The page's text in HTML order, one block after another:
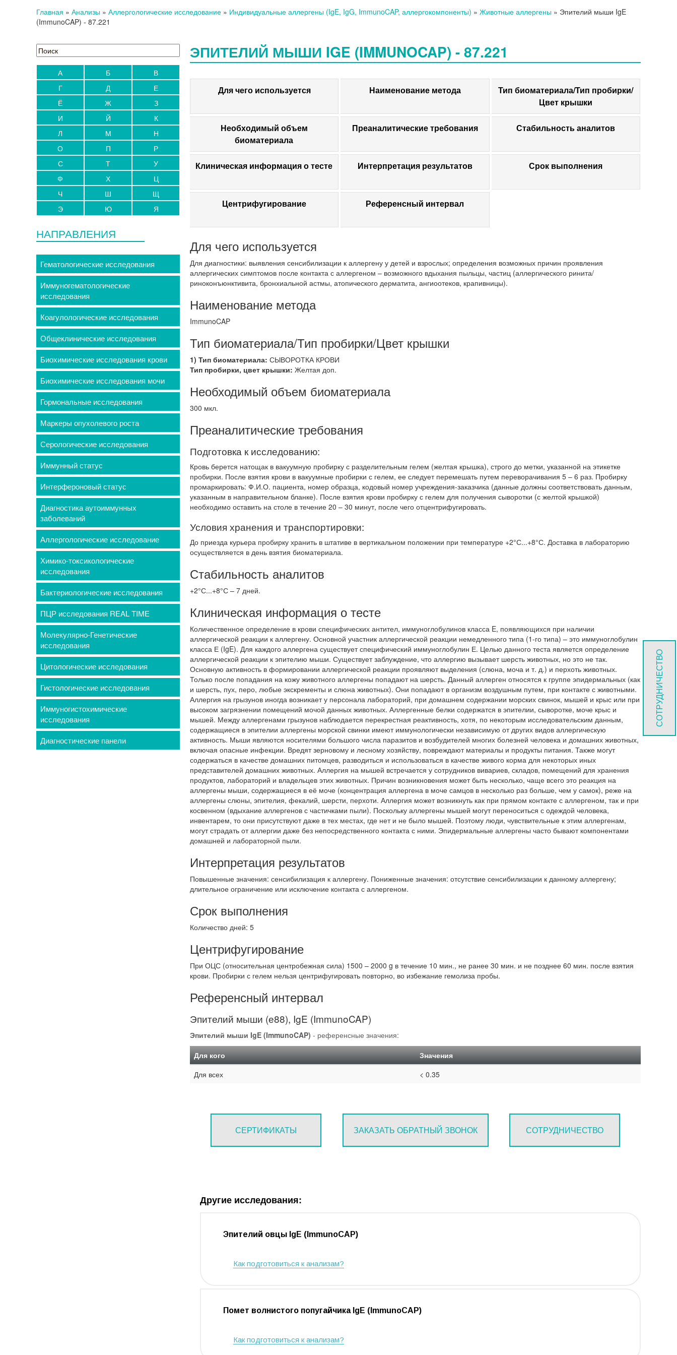
Главная » Анализы » Аллергологические исследование » Индивидуальные аллергены (IgE, IgG, ImmunoCAP, аллергокомпоненты) » Животные аллергены » Эпителий мыши IgE
(ImmunoCAP) - 87.221
А Б
В
Г
Д
Е
Ё
Ж
З
И
Й
К
Л
М
Н
О
П
Р
С
Т
У
Ф
Х
Ц
Ч
Ш
Щ
Э
Ю Я
НАПРАВЛЕНИЯ
Гематологические исследования
Иммуногематологические
исследования
Коагулологические исследования
Общеклинические исследования
Биохимические исследования крови
Биохимические исследования мочи
Гормональные исследования
Маркеры опухолевого роста
Серологические исследования
Иммунный статус
Интерфероновый статус
Диагностика аутоиммунных
заболеваний
Аллергологические исследование
Химико-токсикологические
исследования
Бактериологические исследования
ПЦР исследования REAL TIME
Молекулярно-Генетические
исследования
Цитологические исследования
Гистологические исследования
Иммуногистохимические
исследования
Диагностические панели
ЭПИТЕЛИЙ МЫШИ IGE (IMMUNOCAP) - 87.221
Для чего используется Наименование метода
Тип биоматериала/Тип пробирки/
Цвет крышки
Необходимый объем
биоматериала
Преаналитические требования Стабильность аналитов
Клиническая информация о тесте Интерпретация результатов Срок выполнения
Центрифугирование Референсный интервал
Для чего используется
Для диагностики: выявления сенсибилизации к аллергену у детей и взрослых; определения возможных причин проявления
аллергических симптомов после контакта с аллергеном – возможного вдыхания пыльцы, частиц (аллергического ринита/
риноконъюнктивита, бронхиальной астмы, атопического дерматита, ангиоотеков, крапивницы).
Наименование метода
ImmunoCAP
Тип биоматериала/Тип пробирки/Цвет крышки
1) Тип биоматериала: СЫВОРОТКА КРОВИ
Тип пробирки, цвет крышки: Желтая доп.
Необходимый объем биоматериала
300 мкл.
Преаналитические требования
Подготовка к исследованию:
Кровь берется натощак в вакуумную пробирку с разделительным гелем (желтая крышка), строго до метки, указанной на этикетке
пробирки. После взятия крови в вакуумные пробирки с гелем, ее следует перемешать путем переворачивания 5 – 6 раз. Пробирку
промаркировать: Ф.И.О. пациента, номер образца, кодовый номер учреждения-заказчика (данные должны соответствовать данным,
указанным в направительном бланке). После взятия крови пробирку с гелем для получения сыворотки (с желтой крышкой)
необходимо оставить на столе в течение 20 – 30 минут, после чего отцентрифугировать.
Условия хранения и транспортировки:
До приезда курьера пробирку хранить в штативе в вертикальном положении при температуре +2°С...+8°С. Доставка в лабораторию
осуществляется в день взятия биоматериала.
Стабильность аналитов
+2°С...+8°С – 7 дней.
Клиническая информация о тесте
Количественное определение в крови специфических антител, иммуноглобулинов класса E, появляющихся при наличии
аллергической реакции к аллергену. Основной участник аллергической реакции немедленного типа (1-го типа) – это иммуноглобулин
класса Е (IgE). Для каждого аллергена существует специфический иммуноглобулин Е. Целью данного теста является определение
аллергической реакции к эпителию мыши. Существует заблуждение, что аллергию вызывает шерсть животных, но это не так.
Основную активность в формировании аллергической реакции проявляют выделения (слюна, моча и т. д.) и перхоть животных.
Только после попадания на кожу животного аллергены попадают на шерсть. Данный аллерген относятся к группе эпидермальных (как
и шерсть, пух, перо, любые экскременты и слюна животных). Они попадают в организм воздушным путем, при контакте с животными.
Аллергия на грызунов иногда возникает у персонала лабораторий, при домашнем содержании морских свинок, мышей и крыс или при
высоком загрязнении помещений мочой данных животных. Аллергенные белки содержатся в эпителии, сыворотке, моче крыс и
мышей. Между аллергенами грызунов наблюдается перекрестная реактивность, хотя, по некоторым исследовательским данным,
содержащиеся в эпителии аллергены морской свинки имеют иммунологически независимую от других видов аллергическую
активность. Мыши являются носителями большого числа паразитов и возбудителей многих болезней человека и домашних животных,
включая опасные инфекции. Вредят зерновому и лесному хозяйству, повреждают материалы и продукты питания. Также могут
содержаться в качестве домашних питомцев, разводиться и использоваться в качестве живого корма для некоторых иных
представителей домашних животных. Аллергия на мышей встречается у сотрудников вивариев, складов, помещений для хранения
продуктов, лабораторий и владельцев этих животных. Причин возникновения может быть несколько, чаще всего это реакция на
аллергены мыши, содержащиеся в её моче (концентрация аллергена в моче самцов в несколько раз больше, чем у самок), реже на
аллергены слюны, эпителия, фекалий, шерсти, перхоти. Аллергия может возникнуть как при прямом контакте с аллергеном, так и при
косвенном (вдыхание аллергенов с частичками пыли). Поскольку аллергены мышей могут переноситься с одеждой человека,
инвентарем, то они присутствуют даже в тех местах, где нет и не было мышей. Поэтому люди, чувствительные к этим аллергенам,
могут страдать от аллергии даже без непосредственного контакта с ними. Эпидермальные аллергены часто бывают компонентами
домашней и лабораторной пыли.
Интерпретация результатов
Повышенные значения: сенсибилизация к аллергену. Пониженные значения: отсутствие сенсибилизации к данному аллергену;
длительное ограничение или исключение контакта с аллергеном.
Срок выполнения
Количество дней: 5
Центрифугирование
При ОЦС (относительная центробежная сила) 1500 – 2000 g в течение 10 мин., не ранее 30 мин. и не позднее 60 мин. после взятия
крови. Пробирки с гелем нельзя центрифугировать повторно, во избежание гемолиза пробы.
Референсный интервал
Эпителий мыши (е88), IgE (ImmunoCAP)
Эпителий мыши IgE (ImmunoCAP) - референсные значения:
Для кого
Значения
Для всех
< 0.35
СЕРТИФИКАТЫ ЗАКАЗАТЬ ОБРАТНЫЙ ЗВОНОК СОТРУДНИЧЕСТВО
Другие исследования:
Эпителий овцы IgE (ImmunoCAP)
Как подготовиться к анализам?
Помет волнистого попугайчика IgE (ImmunoCAP)
Как подготовиться к анализам?
СОТРУДНИЧЕСТВО